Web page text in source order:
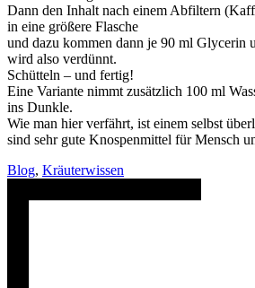
Dann den Inhalt nach einem Abfiltern
in eine größere Flasche
und dazu kommen dann je 90 ml Glycerin
wird also verdünnt.
Schütteln – und fertig!
Eine Variante nimmt zusätzlich 100 ml
ins Dunkle.
Wie man hier verfährt, ist einem selbst
sind sehr gute Knospenmittel für Mensch
Blog, Kräuterwissen